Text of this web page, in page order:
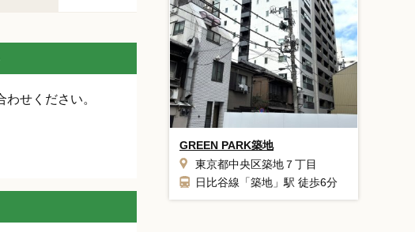
GREEN PARK築地
東京都中央区築地７丁目
日比谷線「築地」駅 徒歩6分
せください。